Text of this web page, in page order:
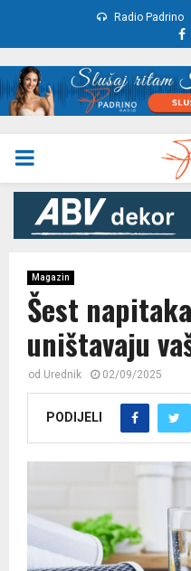
Radio Padrino
PRIMARY
MENU
Magazin
Šest
uništavaju
od Urednik 02/09/2025
PODIJELI